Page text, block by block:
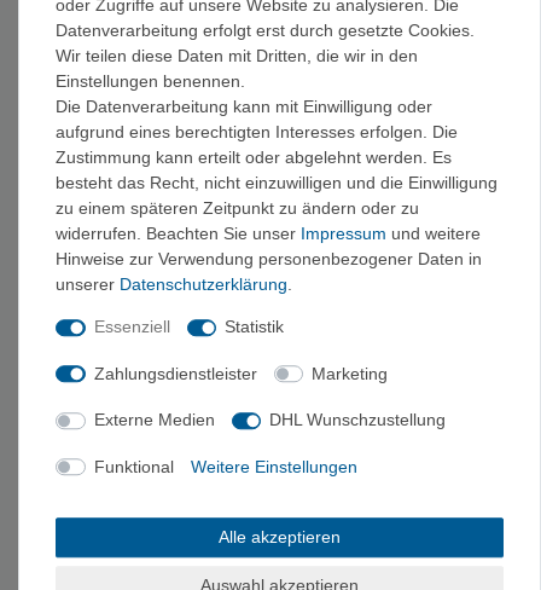
Stöcke Eiskletterzubehör Bergsteigen + Eisklettern
KAUFBERATUNG STIRNLAMPEN
Stirnlampen sind leicht, flexibel einsetzbar und sollten bei keiner
Outdooraktivität im Rucksack fehlen. BeimBergsteigen
gewährleistet eine Stirnlampe im Gepäck den sicheren Abstieg,
falls man in die Dunkelheit gerät, und bei einer längeren Tour
findet der Aufbruch meist noch nachts statt – ohne Stirnlampe
Aber auch beim
ist eine ausreichende Beleuchtung
Dämmerung, zum Toilettengang oder zum Lesen. Das Gleiche
elektrisches Licht zur Verfügung steht.
Auch für Jogger, Biker, Hundebesitzer und Jäger gibt es
passende Stirnlampenmodelle, denn eine Stirnlampe dabei zu
oder Zugriffe auf unsere Website zu analysieren. Die
Datenverarbeitung erfolgt erst durch gesetzte Cookies.
Wir teilen diese Daten mit Dritten, die wir in den
Einstellungen benennen.
Die Datenverarbeitung kann mit Einwilligung oder
aufgrund eines berechtigten Interesses erfolgen. Die
Zustimmung kann erteilt oder abgelehnt werden. Es
besteht das Recht, nicht einzuwilligen und die Einwilligung
zu einem späteren Zeitpunkt zu ändern oder zu
widerrufen. Beachten Sie unser Impressum und weitere
Hinweise zur Verwendung personenbezogener Daten in
unserer Daten­schutz­erklärung.
Essenziell Statistik
Zahlungsdienstleister Marketing
Externe Medien DHL Wunschzustellung
Funktional Weitere Einstellungen
Alle akzeptieren
Auswahl akzeptieren